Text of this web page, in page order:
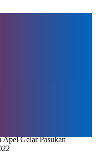
Apel Gelar Pasukan